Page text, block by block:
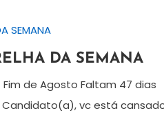
DA SEMANA
de Agosto Faltam 47 dias
Candidato(a), vc está